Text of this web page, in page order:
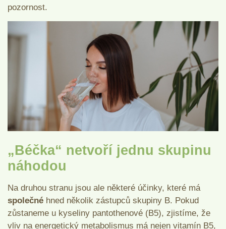
pozornost.
„Béčka“ netvoří jednu skupinu
náhodou
Na druhou stranu jsou ale některé účinky, které má
společné hned několik zástupců skupiny B. Pokud
zůstaneme u kyseliny pantothenové (B5), zjistíme, že
vliv na energetický metabolismus má nejen vitamín B5,